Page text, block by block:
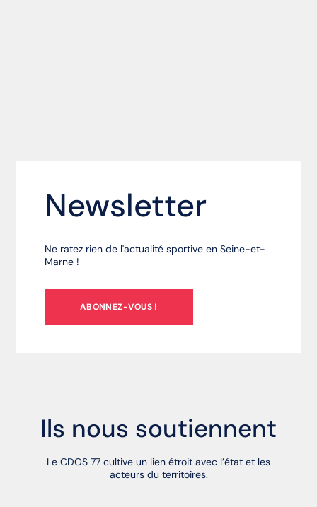
Newsletter
Ne ratez rien de l'actualité sportive en Seine-et-
Marne !
ABONNEZ-VOUS !
Ils nous soutiennent
Le CDOS 77 cultive un lien étroit avec l’état et les
acteurs du territoires.